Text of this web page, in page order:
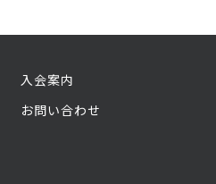
入会案内
お問い合わせ